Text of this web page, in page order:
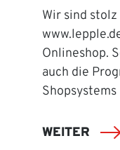
Wir sind
Onlineshop.
auch die
Shopsystems
WEITER